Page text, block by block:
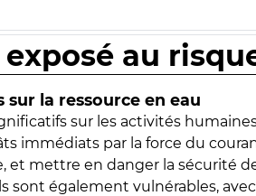
au
la ressource en eau
sur les activités
immédiats par la force du
et mettre en danger la sécurité
sont également vulnérables,